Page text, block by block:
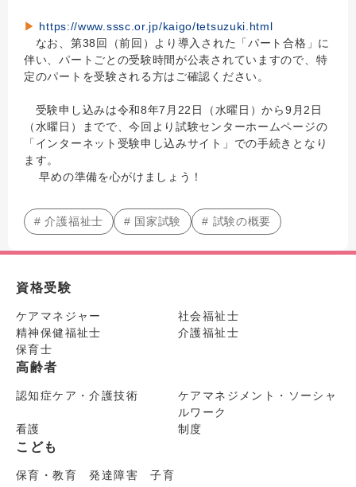
▶ https://www.sssc.or.jp/kaigo/tetsuzuki.html
なお、第38回（前回）より導入された「パート合格」に
伴い、パートごとの受験時間が公表されていますので、特
定のパートを受験される方はご確認ください。
受験申し込みは令和8年7月22日（水曜日）から9月2日
（水曜日）までで、今回より試験センターホームページの
「インターネット受験申し込みサイト」での手続きとなり
ます。
早めの準備を心がけましょう！
# 介護福祉士 # 国家試験 # 試験の概要
資格受験
ケアマネジャー
社会福祉士
精神保健福祉士
介護福祉士
保育士
高齢者
認知症ケア・介護技術
ケアマネジメント・ソーシャ
ルワーク
看護
制度
こども
保育・教育 発達障害 子育